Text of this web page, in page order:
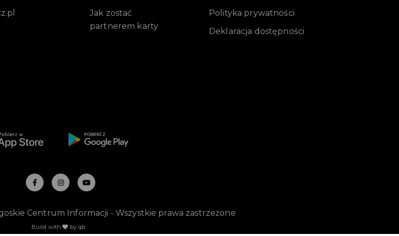
Jak zostać
partnerem karty
Polityka prywatności
Deklaracja dostępności
Centrum Informacji - Wszystkie prawa zastrzeżone
Build with by qb